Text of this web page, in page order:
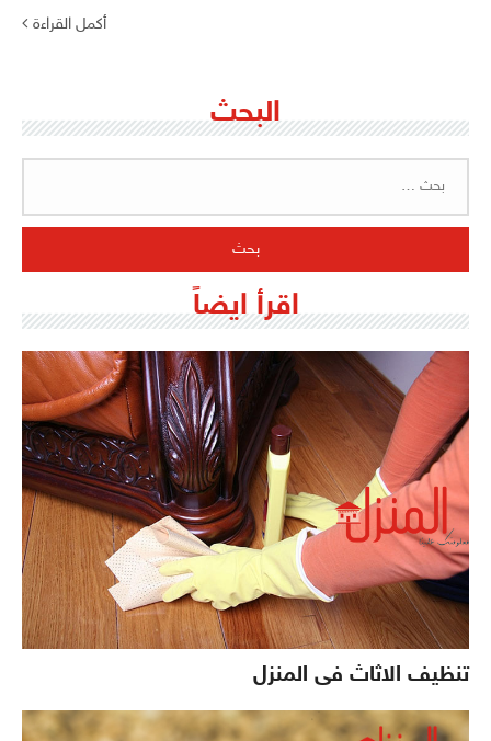
أكمل القراءة
البحث
اقرأ ايضاً
تنظيف الاثاث فى المنزل